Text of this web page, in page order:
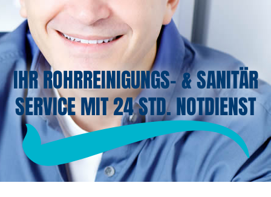
IHR ROHRREINIGUNGS- & SANITÄR
SERVICE MIT 24 STD. NOTDIENST